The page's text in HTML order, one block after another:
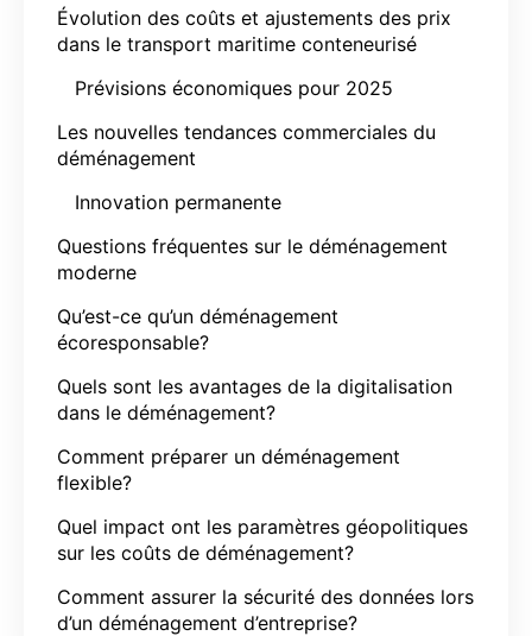
Évolution des coûts et ajustements des prix
dans le transport maritime conteneurisé
Prévisions économiques pour 2025
Les nouvelles tendances commerciales du
déménagement
Innovation permanente
Questions fréquentes sur le déménagement
moderne
Qu’est-ce qu’un déménagement
écoresponsable?
Quels sont les avantages de la digitalisation
dans le déménagement?
Comment préparer un déménagement
flexible?
Quel impact ont les paramètres géopolitiques
sur les coûts de déménagement?
Comment assurer la sécurité des données lors
d’un déménagement d’entreprise?